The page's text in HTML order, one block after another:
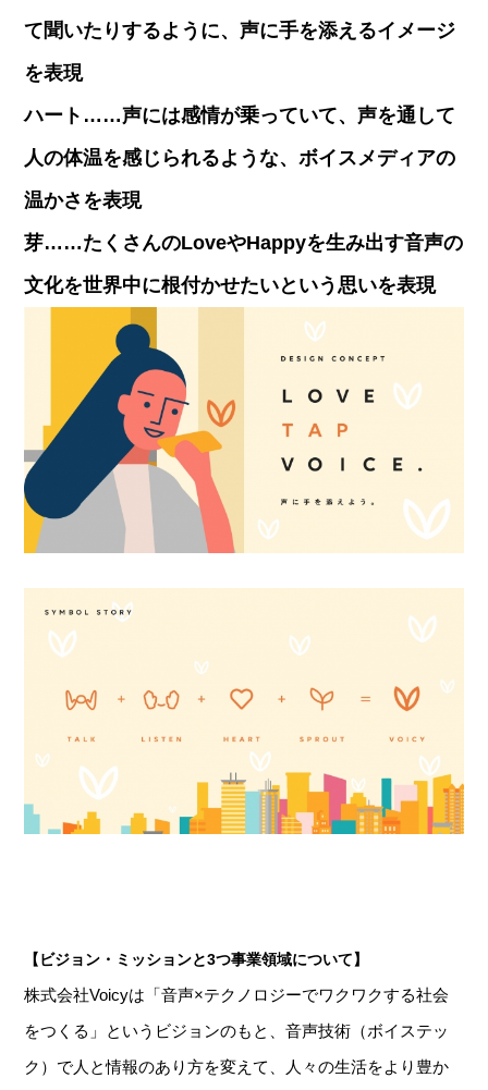
て聞いたりするように、声に手を添えるイメージ
を表現
ハート……声には感情が乗っていて、声を通して
人の体温を感じられるような、ボイスメディアの
温かさを表現
芽……たくさんのLoveやHappyを生み出す音声の
文化を世界中に根付かせたいという思いを表現
【ビジョン・ミッションと3つ事業領域について】
株式会社Voicyは「音声×テクノロジーでワクワクする社会
をつくる」というビジョンのもと、音声技術（ボイステッ
ク）で人と情報のあり方を変えて、人々の生活をより豊か